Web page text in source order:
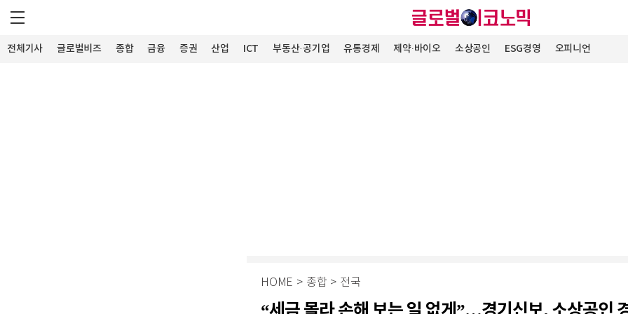
전체기사 글로벌비즈 종합 금융 증권 산업 ICT 부동산·공기업 유통경제 제약∙바이오 소상공인 ESG경영 오피니언
HOME > 종합 > 전국